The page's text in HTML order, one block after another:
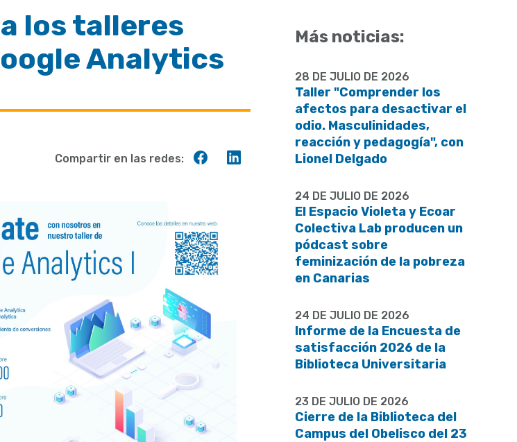
los talleres
Analytics
Compartir
Compartir
Compartir en las redes:
Más noticias:
28 DE JULIO DE 2026
Taller "Comprender los
afectos para desactivar el
odio. Masculinidades,
reacción y pedagogía", con
Lionel Delgado
24 DE JULIO DE 2026
El Espacio Violeta y Ecoar
Colectiva Lab producen un
pódcast sobre
feminización de la pobreza
en Canarias
24 DE JULIO DE 2026
Informe de la Encuesta de
satisfacción 2026 de la
Biblioteca Universitaria
23 DE JULIO DE 2026
Cierre de la Biblioteca del
Campus del Obelisco del 23